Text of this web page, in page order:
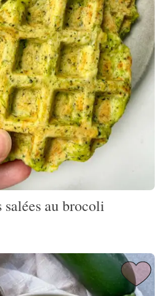
salées au brocoli